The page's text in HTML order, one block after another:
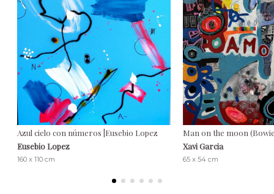
Azul cielo con números |Eusebio Lopez
Eusebio Lopez
160 x 110 cm
Man on the moon
Xavi Garcia
65 x 54 cm